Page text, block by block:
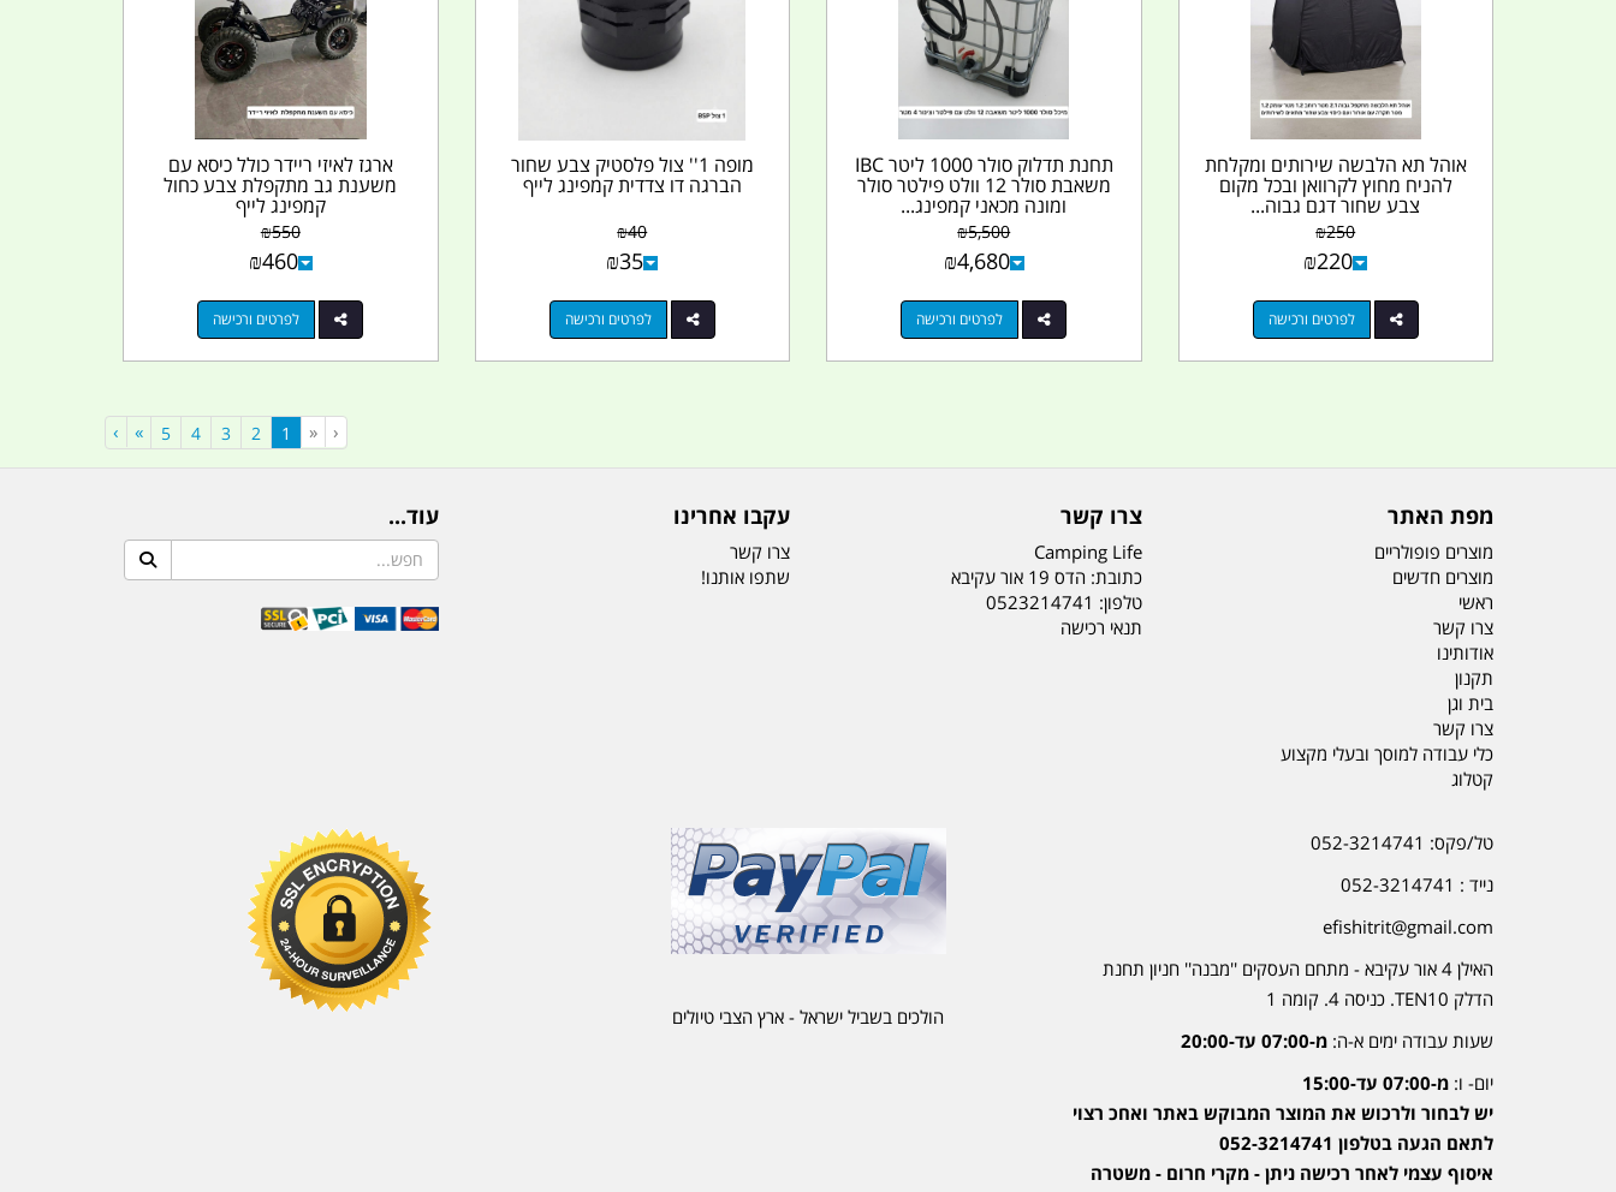
אוהל תא הלבשה שירותים ומקלחת
להניח מחוץ לקרוואן ובכל מקום
צבע שחור דגם גבוה...
₪250
₪220
לפרטים ורכישה
תחנת תדלוק סולר 1000 ליטר IBC
משאבת סולר 12 וולט פילטר סולר
ומונה מכאני קמפינג...
₪5,500
₪4,680
לפרטים ורכישה
מופה 1'' צול פלסטיק צבע שחור
הברגה דו צדדית קמפינג לייף
₪40
₪35
לפרטים ורכישה
ארגז לאיזי ריידר כולל כיסא עם
משענת גב מתקפלת צבע כחול
קמפינג לייף
₪550
₪460
לפרטים ורכישה
‹
«
1
2
3
4
5
»
›
מפת האתר
מוצרים פופולריים
מוצרים חדשים
ראשי
צרו קשר
אודותינו
תקנון
בית וגן
צרו קשר
כלי עבודה למוסך ובעלי מקצוע
קטלוג
צרו קשר
Camping Life
כתובת: הדס 19 אור עקיבא
טלפון: 0523214741
תנאי רכישה
עקבו אחרינו
צרו קשר
שתפו אותנו!
עוד...
טל/פקס: 052-3214741
נייד : 052-3214741
efishitrit@gmail.com
האילן 4 אור עקיבא - מתחם העסקים ''מבנה'' חניון תחנת
הדלק TEN10. כניסה 4. קומה 1
שעות עבודה ימים א-ה: מ-07:00 עד-20:00
יום- ו: מ-07:00 עד-15:00
יש לבחור ולרכוש את המוצר המבוקש באתר ואחכ רצוי
לתאם הגעה בטלפון 052-3214741
איסוף עצמי לאחר רכישה ניתן - מקרי חרום - משטרה
הולכים בשביל ישראל - ארץ הצבי טיולים